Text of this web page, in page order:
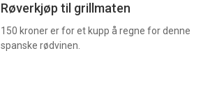
Røverkjøp til grillmaten
150 kroner er for et kupp å regne for denne
spanske rødvinen.